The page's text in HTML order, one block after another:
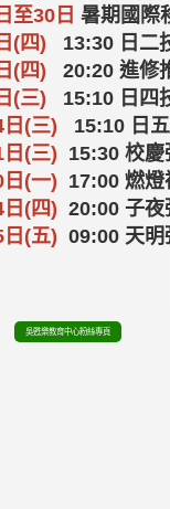
至30日 暑期國際
(四) 13:30 日二
(四) 20:20 進修
(三) 15:10 日四
(三) 15:10 日五
(三) 15:30 校慶
(一) 17:00 燃燈
(四) 20:00 子夜
(五) 09:00 天明
吳甦樂教育中心粉絲專頁